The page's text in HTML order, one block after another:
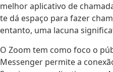
melhor aplicativo de
te dá espaço para fazer
entanto, uma lacuna
O Zoom tem como foco o
Messenger permite a